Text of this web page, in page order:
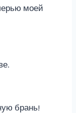
моей
брань!